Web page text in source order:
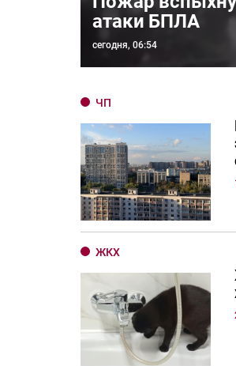
атаки БПЛА
сегодня, 06:54
ЧП
ЖКХ